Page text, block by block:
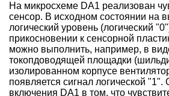
На микросхеме DA1 реализован
сенсор. В исходном состоянии на
логический уровень (логический
прикосновении к сенсорной
можно выполнить, например, в
токопдоводящей площадки
изолированном корпусе
появляется сигнал логической "1".
включения DA1 в том, что